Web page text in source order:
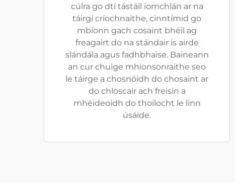
cúlra go dtí tástáil iomchlán ar na
táirgí críochnaithe, cinntímid go
mbíonn gach cosaint bhéil ag
freagairt do na stándair is airde
slándála agus fadhbhaise. Baineann
an cur chuige mhionsonraithe seo
le táirge a chosnóidh do chosaint ar
do chloscair ach freisin a
mhéideoidh do thoilocht le linn
úsáide.